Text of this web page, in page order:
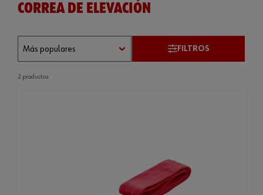
CORREA DE ELEVACIÓN
FILTROS
2 productos